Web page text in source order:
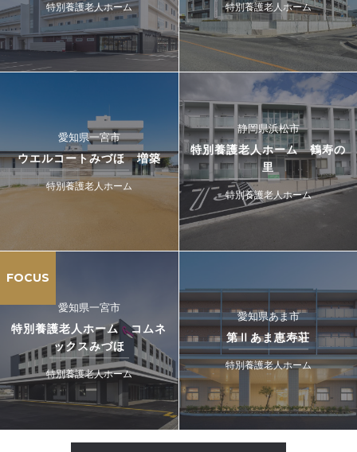
特別養護老人ホーム 特別養護老人ホーム
愛知県一宮市
ウエルコートみづほ 増築
特別養護老人ホーム
静岡県浜松市
特別養護老人ホーム 鶴寿の
里
特別養護老人ホーム
FOCUS
愛知県一宮市
特別養護老人ホーム コムネ
ックスみづほ
特別養護老人ホーム
愛知県あま市
第Ⅱあま恵寿荘
特別養護老人ホーム